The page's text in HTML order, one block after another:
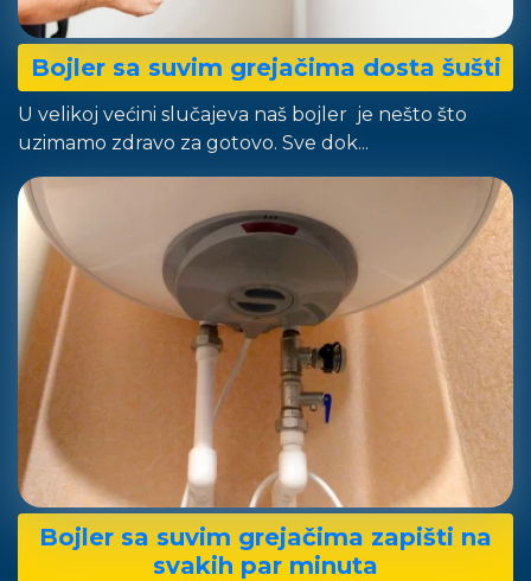
Bojler sa suvim grejačima dosta šušti
U velikoj većini slučajeva naš bojler je nešto što
uzimamo zdravo za gotovo. Sve dok...
Bojler sa suvim grejačima zapišti na
svakih par minuta